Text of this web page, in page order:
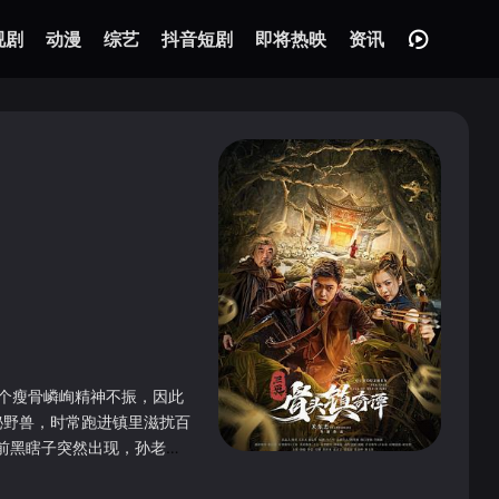
剧 动漫 综艺 抖音短剧 即将热映 资讯
瘦骨嶙峋精神不振，因此
兽，时常跑进镇里滋扰百
瞎子突然出现，孙老海